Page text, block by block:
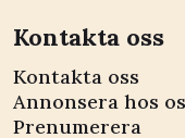
Kontakta oss
Kontakta oss
Annonsera hos
Prenumerera